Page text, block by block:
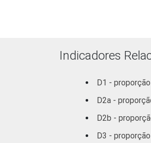
INSTALADA NO
LABORATÓRIO
1 Dados
Base: 818
Base: 807
4 Base: 782
Indicadores
D1 -
D2a -
D2b -
D3 -